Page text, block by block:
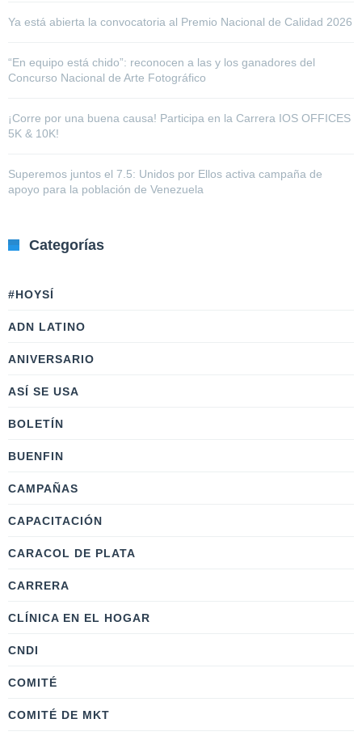
Ya está abierta la convocatoria al Premio Nacional de Calidad 2026
“En equipo está chido”: reconocen a las y los ganadores del
Concurso Nacional de Arte Fotográfico
¡Corre por una buena causa! Participa en la Carrera IOS OFFICES
5K & 10K!
Superemos juntos el 7.5: Unidos por Ellos activa campaña de
apoyo para la población de Venezuela
Categorías
#HOYSÍ
ADN LATINO
ANIVERSARIO
ASÍ SE USA
BOLETÍN
BUENFIN
CAMPAÑAS
CAPACITACIÓN
CARACOL DE PLATA
CARRERA
CLÍNICA EN EL HOGAR
CNDI
COMITÉ
COMITÉ DE MKT